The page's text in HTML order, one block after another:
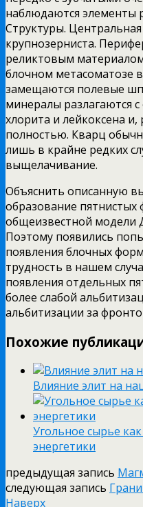
наблюдаются элементы
Структуры.
крупнозерниста.
реликтовым
блочном метасоматозе
замещаются полевые
минералы разлагаются
хлорита и лейкоксена
полностью. Кварц
лишь в крайне редких
выщелачивание.
Объяснить описанную
образование
общеизвестной модели
Поэтому появились
появления блочных
трудность в нашем
появления отдельных
более слабой
альбитизации за
Похожие
Влияние элит на
Угольное сырье
энергетики
предыдущая запись
следующая запись
Наверх